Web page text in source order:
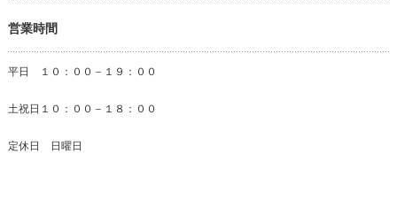
営業時間
平日 １０：００－１９：００
土祝日１０：００－１８：００
定休日 日曜日